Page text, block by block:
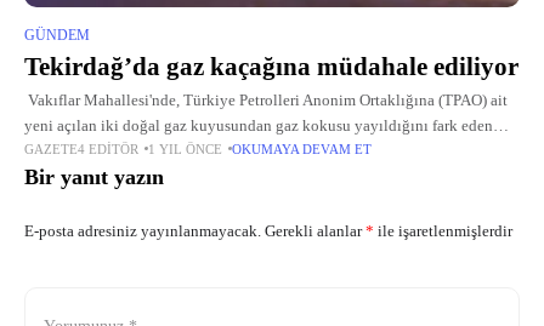
GÜNDEM
Tekirdağ’da gaz kaçağına müdahale ediliyor
Vakıflar Mahallesi'nde, Türkiye Petrolleri Anonim Ortaklığına (TPAO) ait
yeni açılan iki doğal gaz kuyusundan gaz kokusu yayıldığını fark eden
vatandaşlar, durumu 112 Acil Çağrı Merkezi'ne bildirdi. İhbar üzerine
GAZETE4 EDITÖR 1 YIL ÖNCE OKUMAYA DEVAM ET
Bir yanıt yazın
E-posta adresiniz yayınlanmayacak. Gerekli alanlar* ile işaretlenmişlerdir